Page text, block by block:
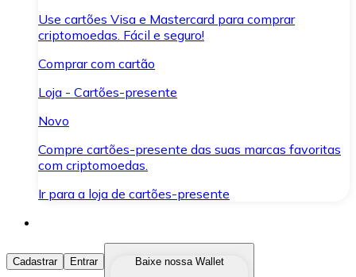
Use cartões Visa e Mastercard para comprar
criptomoedas. Fácil e seguro!
Comprar com cartão
Loja - Cartões-presente
Novo
Compre cartões-presente das suas marcas favoritas
com criptomoedas.
Ir para a loja de cartões-presente
Comprar Criptomoedas
Cadastrar Entrar
Baixe nossa Wallet